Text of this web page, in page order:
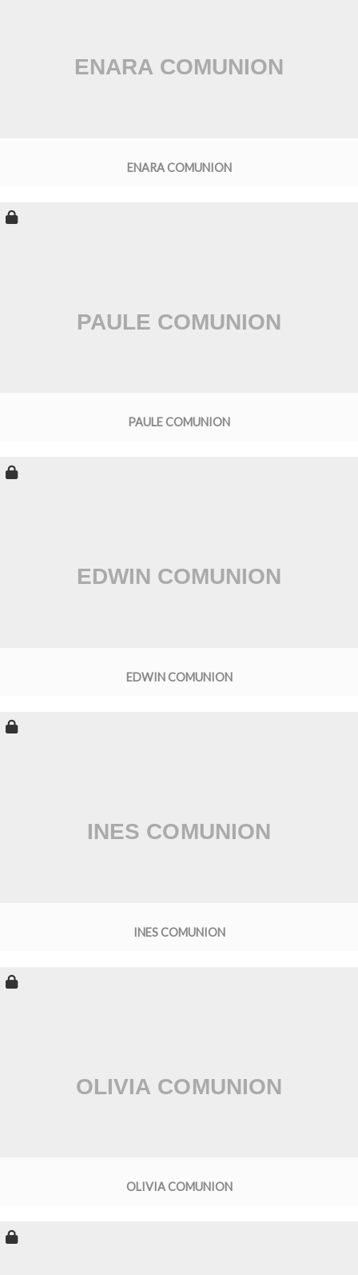
ENARA COMUNION
PAULE COMUNION
EDWIN COMUNION
INES COMUNION
OLIVIA COMUNION